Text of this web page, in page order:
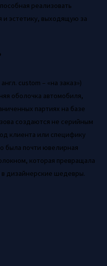
реализовать
эстетику, выходящую за
custom – «на заказ»)
оболочка автомобиля,
партиях на базе
создаются не серийным
клиента или специфику
была почти ювелирная
которая превращала
дизайнерские шедевры.